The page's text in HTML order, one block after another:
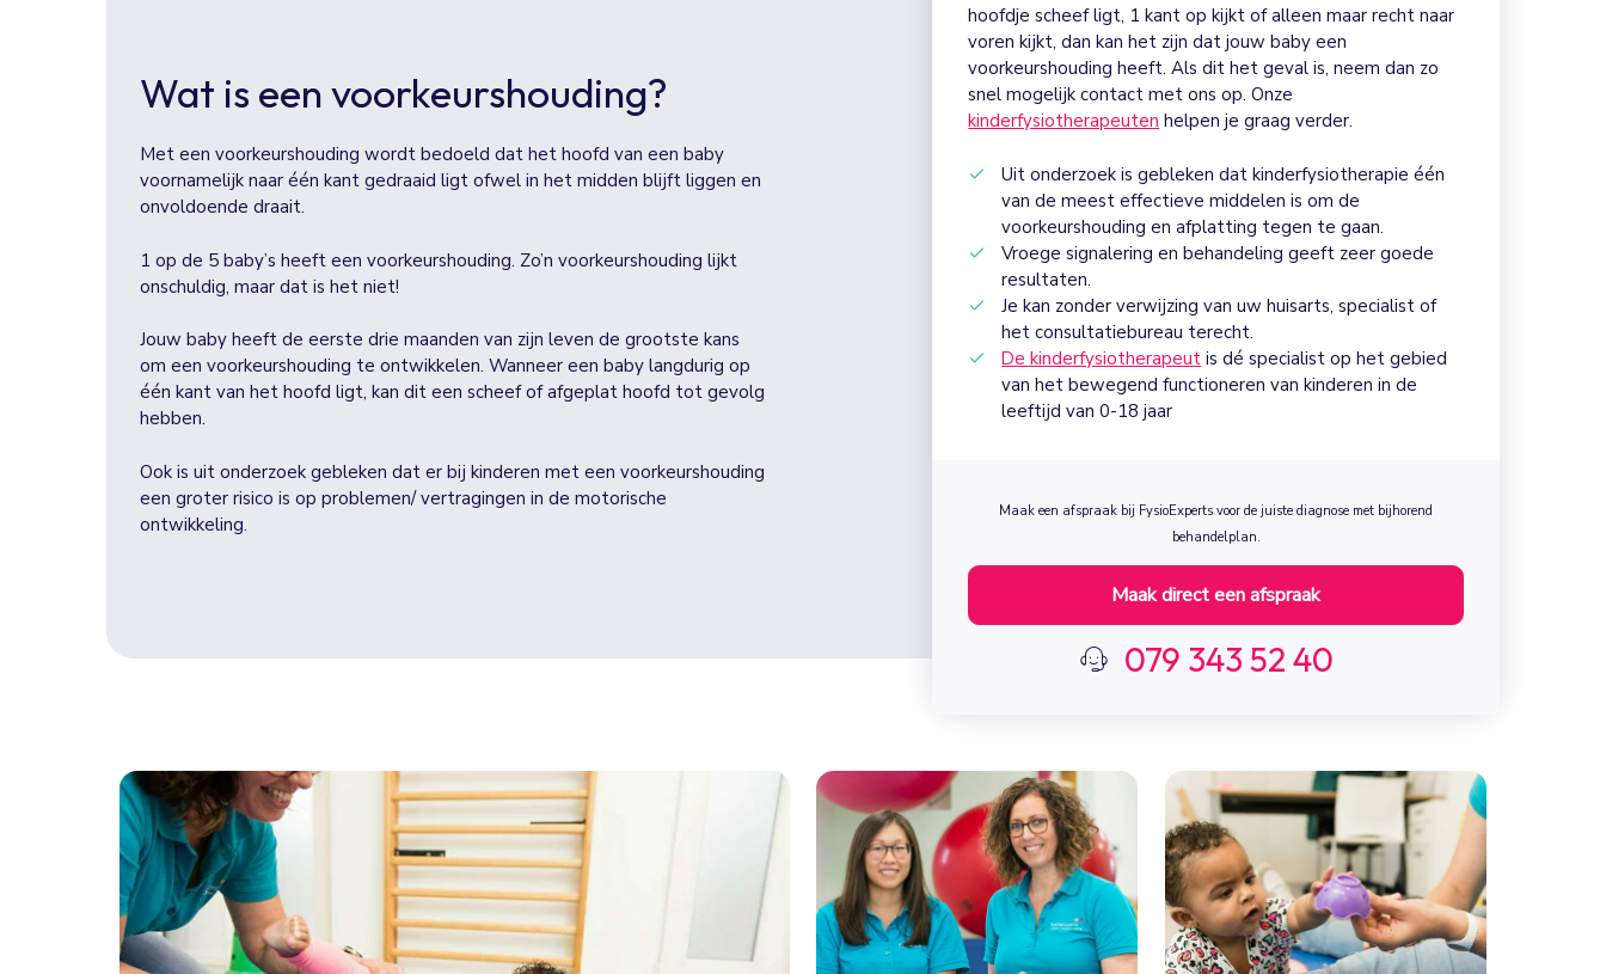
Wat is een voorkeurshouding?
Met een voorkeurshouding wordt bedoeld dat het hoofd van een baby
voornamelijk naar één kant gedraaid ligt ofwel in het midden blijft liggen en
onvoldoende draait.
1 op de 5 baby’s heeft een voorkeurshouding. Zo’n voorkeurshouding lijkt
onschuldig, maar dat is het niet!
Jouw baby heeft de eerste drie maanden van zijn leven de grootste kans
om een voorkeurshouding te ontwikkelen. Wanneer een baby langdurig op
één kant van het hoofd ligt, kan dit een scheef of afgeplat hoofd tot gevolg
hebben.
Ook is uit onderzoek gebleken dat er bij kinderen met een voorkeurshouding
een groter risico is op problemen/ vertragingen in de motorische
ontwikkeling.
hoofdje scheef ligt, 1 kant op kijkt of alleen maar recht naar
voren kijkt, dan kan het zijn dat jouw baby een
voorkeurshouding heeft. Als dit het geval is, neem dan zo
snel mogelijk contact met ons op. Onze
kinderfysiotherapeuten helpen je graag verder.
Uit onderzoek is gebleken dat kinderfysiotherapie één
van de meest effectieve middelen is om de
voorkeurshouding en afplatting tegen te gaan.
Vroege signalering en behandeling geeft zeer goede
resultaten.
Je kan zonder verwijzing van uw huisarts, specialist of
het consultatiebureau terecht.
De kinderfysiotherapeut is dé specialist op het gebied
van het bewegend functioneren van kinderen in de
leeftijd van 0-18 jaar
Maak een afspraak bij FysioExperts voor de juiste diagnose met bijhorend
behandelplan.
Maak direct een afspraak
079 343 52 40